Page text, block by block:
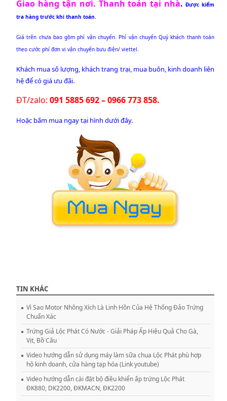
Giao hàng tận nơi. Thanh toán tại nhà. Được kiểm
tra hàng trước khi thanh toán.
Giá trên chưa bao gồm phí vận chuyển. Phí vận chuyển Quý khách thanh toán
theo cước phí đơn vị vận chuyển bưu điện/ viettel.
Khách mua số lượng, khách trang trại, mua buôn, kinh doanh liên
hệ để có giá ưu đãi.
ĐT/zalo: 091 5885 692 – 0966 773 858.
Hoặc bấm mua ngay tại hình dưới đây.
TIN KHÁC
Vì Sao Motor Nhông Xích Là Linh Hồn Của Hệ Thống Đảo Trứng
Chuẩn Xác
Trứng Giả Lộc Phát Có Nước - Giải Pháp Ấp Hiệu Quả Cho Gà,
Vịt, Bồ Câu
Video hướng dẫn sử dụng máy làm sữa chua Lộc Phát phù hợp
hộ kinh doanh, cửa hàng tạp hóa (Link youtube)
Video hướng dẫn cài đặt bộ điều khiển ấp trứng Lộc Phát
ĐK880, DK2200, ĐKMACN, ĐK2200